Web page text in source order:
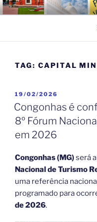
Pular
para
conteúdo
FÉ NA
Turismo Religioso
TAG: CAPITAL
PUBLICADO
EM
19/02/2026
Congonhas é
8º Fórum
em 2026
Congonhas (MG)será
Nacional de Turismo
uma referência
programado para
de 2026.